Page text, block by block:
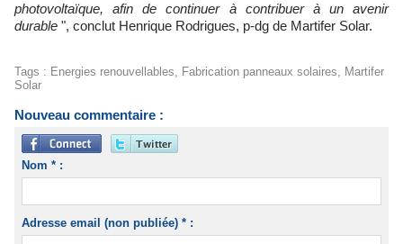
photovoltaïque, afin de continuer à contribuer à un avenir
durable ", conclut Henrique Rodrigues, p-dg de Martifer Solar.
Tags : Energies renouvellables, Fabrication panneaux solaires, Martifer
Solar
Nouveau commentaire :
Nom * :
Adresse email (non publiée) * :